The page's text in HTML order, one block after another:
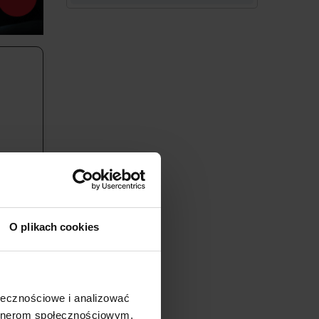
O plikach cookies
i analizować
społecznościowym,